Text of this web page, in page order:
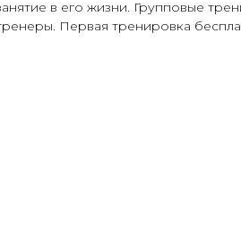
в его жизни. Групповые
Первая тренировка